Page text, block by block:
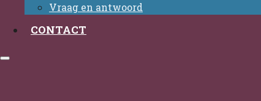
Vraag en antwoord
CONTACT